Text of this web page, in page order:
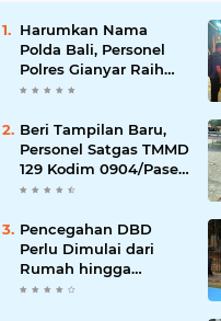
Harumkan Nama
Polda Bali, Personel
Polres Gianyar Raih
Penghargaan
Beri Tampilan Baru,
Personel Satgas TMMD
129 Kodim 0904/Paser
Cat Atap Rumah
Pencegahan DBD
Perlu Dimulai dari
Rumah hingga
Lingkungan Sekolah